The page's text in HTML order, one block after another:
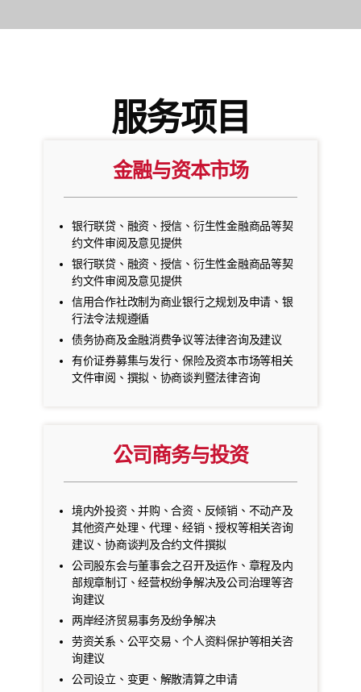
服务项目
金融与资本市场
银行联贷、融资、授信、衍生性金融商品等契
约文件审阅及意见提供
银行联贷、融资、授信、衍生性金融商品等契
约文件审阅及意见提供
信用合作社改制为商业银行之规划及申请、银
行法令法规遵循
债务协商及金融消费争议等法律咨询及建议
有价证券募集与发行、保险及资本市场等相关
文件审阅、撰拟、协商谈判暨法律咨询
公司商务与投资
境内外投资、并购、合资、反倾销、不动产及
其他资产处理、代理、经销、授权等相关咨询
建议、协商谈判及合约文件撰拟
公司股东会与董事会之召开及运作、章程及内
部规章制订、经营权纷争解决及公司治理等咨
询建议
两岸经济贸易事务及纷争解决
劳资关系、公平交易、个人资料保护等相关咨
询建议
公司设立、变更、解散清算之申请